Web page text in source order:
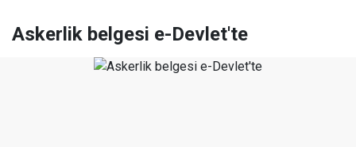
Askerlik belgesi e-Devlet'te